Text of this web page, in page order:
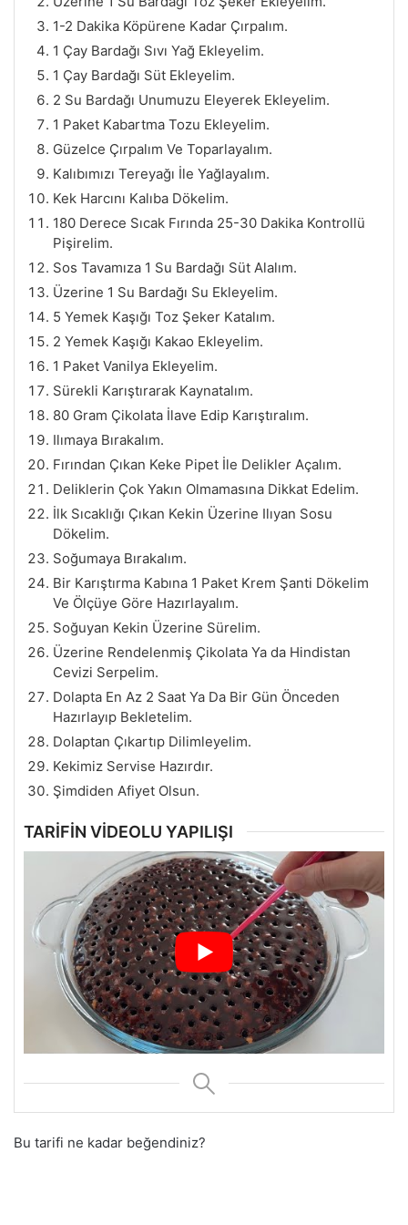
1-2 Dakika Köpürene Kadar Çırpalım.
1 Çay Bardağı Sıvı Yağ Ekleyelim.
1 Çay Bardağı Süt Ekleyelim.
2 Su Bardağı Unumuzu Eleyerek Ekleyelim.
1 Paket Kabartma Tozu Ekleyelim.
Güzelce Çırpalım Ve Toparlayalım.
Kalıbımızı Tereyağı İle Yağlayalım.
Kek Harcını Kalıba Dökelim.
180 Derece Sıcak Fırında 25-30 Dakika Kontrollü
Pişirelim.
Sos Tavamıza 1 Su Bardağı Süt Alalım.
Üzerine 1 Su Bardağı Su Ekleyelim.
5 Yemek Kaşığı Toz Şeker Katalım.
2 Yemek Kaşığı Kakao Ekleyelim.
1 Paket Vanilya Ekleyelim.
Sürekli Karıştırarak Kaynatalım.
80 Gram Çikolata İlave Edip Karıştıralım.
Ilımaya Bırakalım.
Fırından Çıkan Keke Pipet İle Delikler Açalım.
Deliklerin Çok Yakın Olmamasına Dikkat Edelim.
İlk Sıcaklığı Çıkan Kekin Üzerine Ilıyan Sosu
Dökelim.
Soğumaya Bırakalım.
Bir Karıştırma Kabına 1 Paket Krem Şanti Dökelim
Ve Ölçüye Göre Hazırlayalım.
Soğuyan Kekin Üzerine Sürelim.
Üzerine Rendelenmiş Çikolata Ya da Hindistan
Cevizi Serpelim.
Dolapta En Az 2 Saat Ya Da Bir Gün Önceden
Hazırlayıp Bekletelim.
Dolaptan Çıkartıp Dilimleyelim.
Kekimiz Servise Hazırdır.
Şimdiden Afiyet Olsun.
TARİFİN VİDEOLU YAPILIŞI
Bu tarifi ne kadar beğendiniz?